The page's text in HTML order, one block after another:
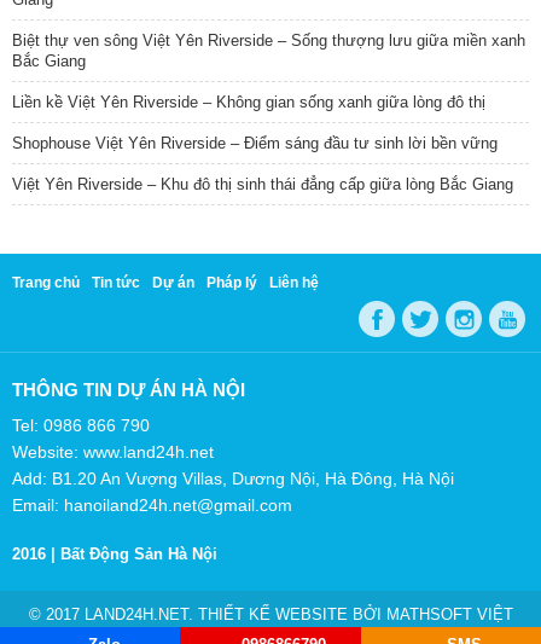
Biệt thự ven sông Việt Yên Riverside – Sống thượng lưu giữa miền xanh
Bắc Giang
Liền kề Việt Yên Riverside – Không gian sống xanh giữa lòng đô thị
Shophouse Việt Yên Riverside – Điểm sáng đầu tư sinh lời bền vững
Việt Yên Riverside – Khu đô thị sinh thái đẳng cấp giữa lòng Bắc Giang
Trang chủ Tin tức Dự án Pháp lý Liên hệ
THÔNG TIN DỰ ÁN HÀ NỘI
Tel: 0986 866 790
Website: www.land24h.net
Add: B1.20 An Vượng Villas, Dương Nội, Hà Đông, Hà Nội
Email: hanoiland24h.net@gmail.com
2016 | Bất Động Sản Hà Nội
© 2017 LAND24H.NET. THIẾT KẾ WEBSITE BỞI MATHSOFT VIỆT
NAM